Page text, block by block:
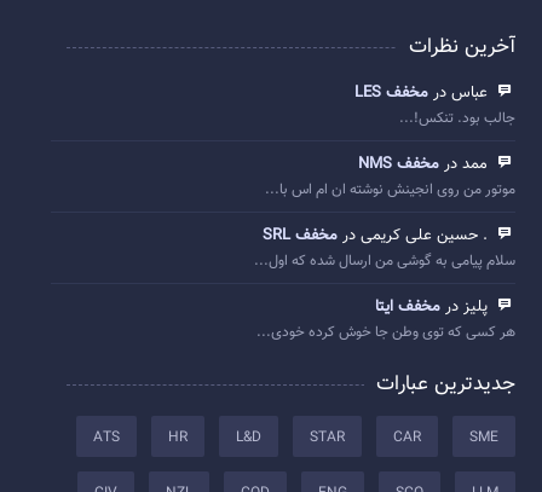
آخرین نظرات
عباس در مخفف LES
جالب بود. تنکس!...
ممد در مخفف NMS
موتور من روی انجینش نوشته ان ام اس با...
. حسین علی کریمی در مخفف SRL
سلام پیامی به گوشی من ارسال شده که اول...
پلیز در مخفف ایتا
هر کسی که توی وطن جا خوش کرده خودی...
جدیدترین عبارات
SME
CAR
STAR
L&D
HR
ATS